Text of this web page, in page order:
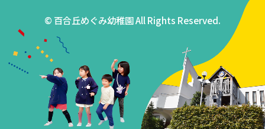
© 百合丘めぐみ幼稚園 All Rights Reserved.